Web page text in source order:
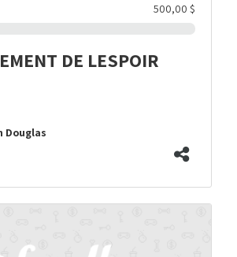
500,00 $
DE LESPOIR
Douglas